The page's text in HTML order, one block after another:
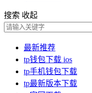
搜索 收起
最新推荐
tp钱包下载 ios
tp手机钱包下载
tp最新版本下载